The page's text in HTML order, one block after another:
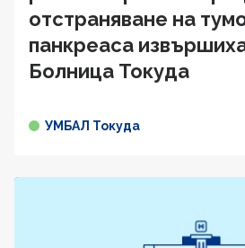
отстраняване на
панкреаса
Болница Токуда
УМБАЛ Токуда